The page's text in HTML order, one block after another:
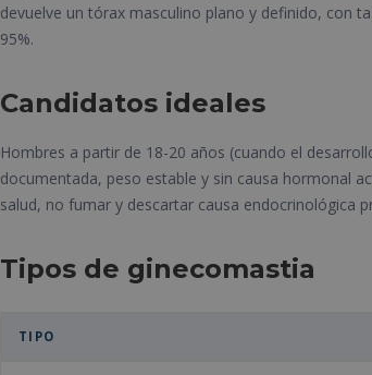
devuelve un tórax masculino plano y definido, con
95%.
Candidatos ideales
Hombres a partir de 18-20 años (cuando el
documentada, peso estable y sin causa hormonal
salud, no fumar y descartar causa endocrinológica
Tipos de ginecomastia
TIPO